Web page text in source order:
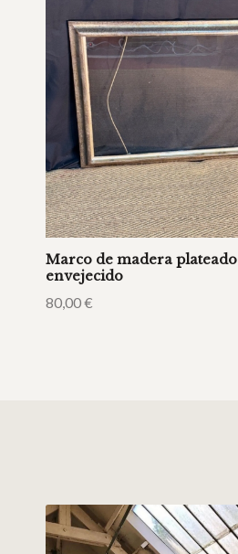
Marco de madera plateado
envejecido
80,00€